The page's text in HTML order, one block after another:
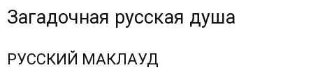
Загадочная русская душа
РУССКИЙ МАКЛАУД